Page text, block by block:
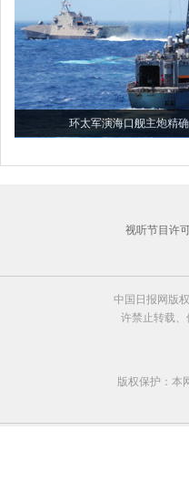
环太军演海口舰主炮精
视听节目许
中国日报网版
许禁止转载
版权保护：本